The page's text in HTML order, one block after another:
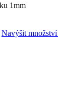
1mm
Navýšit množství